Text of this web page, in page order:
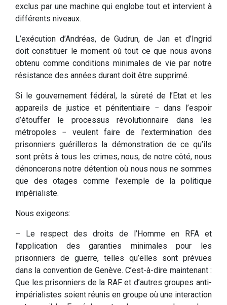
exclus par une machine qui englobe tout et intervient à
différents niveaux.
L’exécution d’Andréas, de Gudrun, de Jan et d’Ingrid
doit constituer le moment où tout ce que nous avons
obtenu comme conditions minimales de vie par notre
résistance des années durant doit être supprimé.
Si le gouvernement fédéral, la sûreté de l’Etat et les
appareils de justice et pénitentiaire − dans l’espoir
d’étouffer le processus révolutionnaire dans les
métropoles − veulent faire de l’extermination des
prisonniers guérilleros la démonstration de ce qu’ils
sont prêts à tous les crimes, nous, de notre côté, nous
dénoncerons notre détention où nous nous ne sommes
que des otages comme l’exemple de la politique
impérialiste.
Nous exigeons:
– Le respect des droits de l’Homme en RFA et
l’application des garanties minimales pour les
prisonniers de guerre, telles qu’elles sont prévues
dans la convention de Genève. C’est-à-dire maintenant :
Que les prisonniers de la RAF et d’autres groupes anti-
impérialistes soient réunis en groupe où une interaction